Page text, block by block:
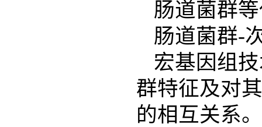
肠道菌群
肠道菌群-
宏基因组
群特征及对
的相互关系。